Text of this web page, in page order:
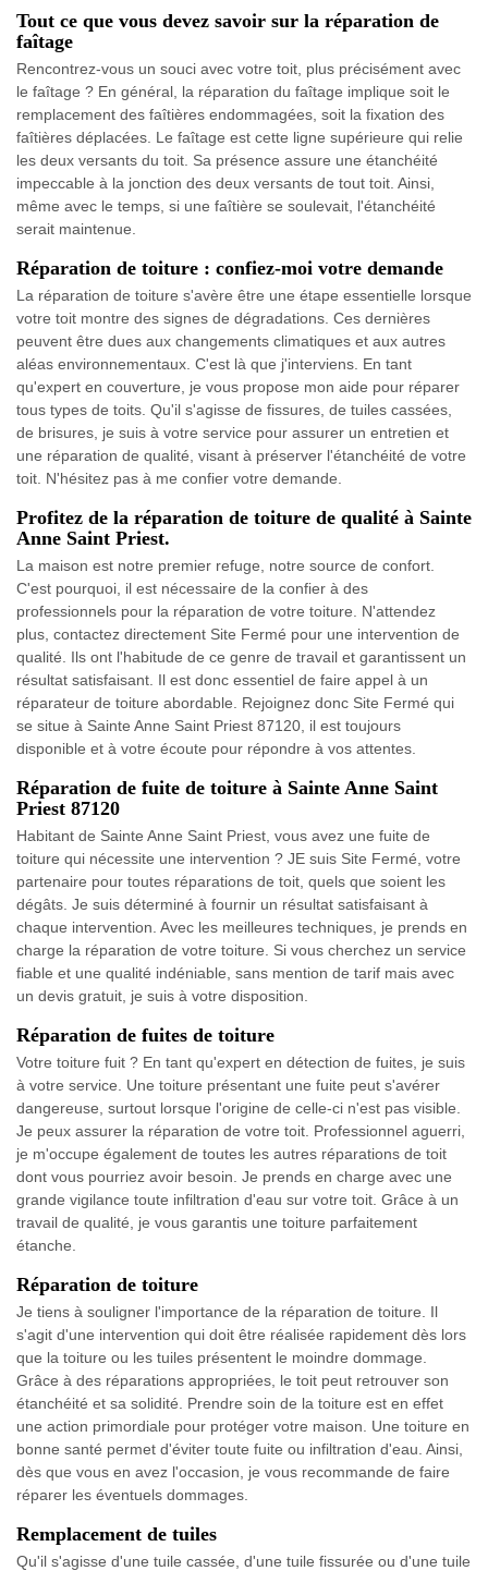
Tout ce que vous devez savoir sur la réparation de
faîtage
Rencontrez-vous un souci avec votre toit, plus précisément avec
le faîtage ? En général, la réparation du faîtage implique soit le
remplacement des faîtières endommagées, soit la fixation des
faîtières déplacées. Le faîtage est cette ligne supérieure qui relie
les deux versants du toit. Sa présence assure une étanchéité
impeccable à la jonction des deux versants de tout toit. Ainsi,
même avec le temps, si une faîtière se soulevait, l'étanchéité
serait maintenue.
Réparation de toiture : confiez-moi votre demande
La réparation de toiture s'avère être une étape essentielle lorsque
votre toit montre des signes de dégradations. Ces dernières
peuvent être dues aux changements climatiques et aux autres
aléas environnementaux. C'est là que j'interviens. En tant
qu'expert en couverture, je vous propose mon aide pour réparer
tous types de toits. Qu'il s'agisse de fissures, de tuiles cassées,
de brisures, je suis à votre service pour assurer un entretien et
une réparation de qualité, visant à préserver l'étanchéité de votre
toit. N'hésitez pas à me confier votre demande.
Profitez de la réparation de toiture de qualité à Sainte
Anne Saint Priest.
La maison est notre premier refuge, notre source de confort.
C'est pourquoi, il est nécessaire de la confier à des
professionnels pour la réparation de votre toiture. N'attendez
plus, contactez directement Site Fermé pour une intervention de
qualité. Ils ont l'habitude de ce genre de travail et garantissent un
résultat satisfaisant. Il est donc essentiel de faire appel à un
réparateur de toiture abordable. Rejoignez donc Site Fermé qui
se situe à Sainte Anne Saint Priest 87120, il est toujours
disponible et à votre écoute pour répondre à vos attentes.
Réparation de fuite de toiture à Sainte Anne Saint
Priest 87120
Habitant de Sainte Anne Saint Priest, vous avez une fuite de
toiture qui nécessite une intervention ? JE suis Site Fermé, votre
partenaire pour toutes réparations de toit, quels que soient les
dégâts. Je suis déterminé à fournir un résultat satisfaisant à
chaque intervention. Avec les meilleures techniques, je prends en
charge la réparation de votre toiture. Si vous cherchez un service
fiable et une qualité indéniable, sans mention de tarif mais avec
un devis gratuit, je suis à votre disposition.
Réparation de fuites de toiture
Votre toiture fuit ? En tant qu'expert en détection de fuites, je suis
à votre service. Une toiture présentant une fuite peut s'avérer
dangereuse, surtout lorsque l'origine de celle-ci n'est pas visible.
Je peux assurer la réparation de votre toit. Professionnel aguerri,
je m'occupe également de toutes les autres réparations de toit
dont vous pourriez avoir besoin. Je prends en charge avec une
grande vigilance toute infiltration d'eau sur votre toit. Grâce à un
travail de qualité, je vous garantis une toiture parfaitement
étanche.
Réparation de toiture
Je tiens à souligner l'importance de la réparation de toiture. Il
s'agit d'une intervention qui doit être réalisée rapidement dès lors
que la toiture ou les tuiles présentent le moindre dommage.
Grâce à des réparations appropriées, le toit peut retrouver son
étanchéité et sa solidité. Prendre soin de la toiture est en effet
une action primordiale pour protéger votre maison. Une toiture en
bonne santé permet d'éviter toute fuite ou infiltration d'eau. Ainsi,
dès que vous en avez l'occasion, je vous recommande de faire
réparer les éventuels dommages.
Remplacement de tuiles
Qu'il s'agisse d'une tuile cassée, d'une tuile fissurée ou d'une tuile